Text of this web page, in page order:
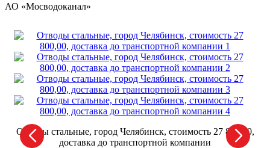
АО «Мосводоканал»
Отводы стальные, город Челябинск, стоимость 27 800,00,
доставка до транспортной компании